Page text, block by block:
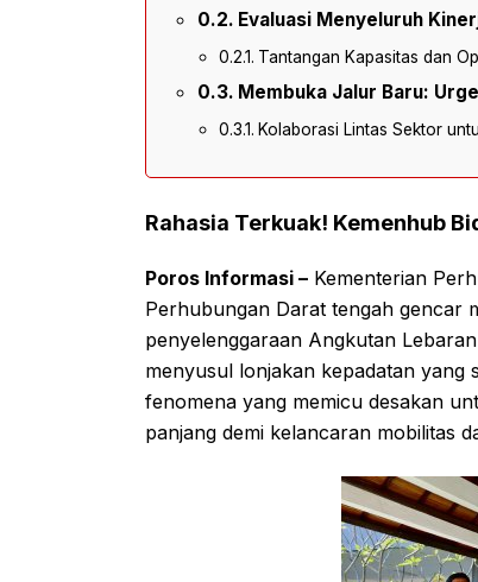
Evaluasi Menyeluruh
Tantangan Kapasitas dan
Membuka Jalur Baru:
Kolaborasi Lintas Sektor
Rahasia Terkuak! Kemenhub
Poros Informasi – Kementerian
Perhubungan Darat tengah gencar
penyelenggaraan Angkutan
menyusul lonjakan kepadatan yang
fenomena yang memicu desakan
panjang demi kelancaran mobilitas